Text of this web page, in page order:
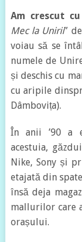
Am crescut
Mec la Unirii”
voiau să se
numele de
și deschis cu
cu aripile
Dâmbovița).
În anii ’90 a
acestuia,
Nike, Sony și
etajată din
însă deja
mallurilor care
orașului.